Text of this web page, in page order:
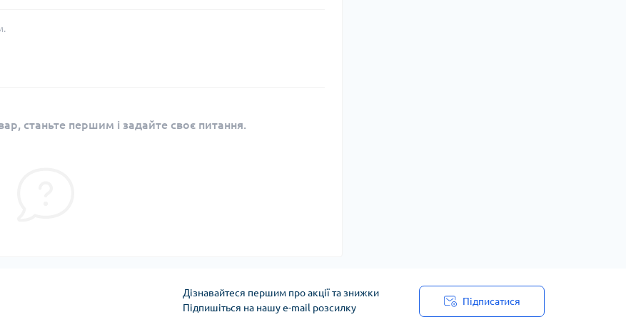
станьте першим і задайте своє питання.
Дізнавайтеся першим про акції та знижки
Підпишіться на нашу e-mail розсилку
Підписатися